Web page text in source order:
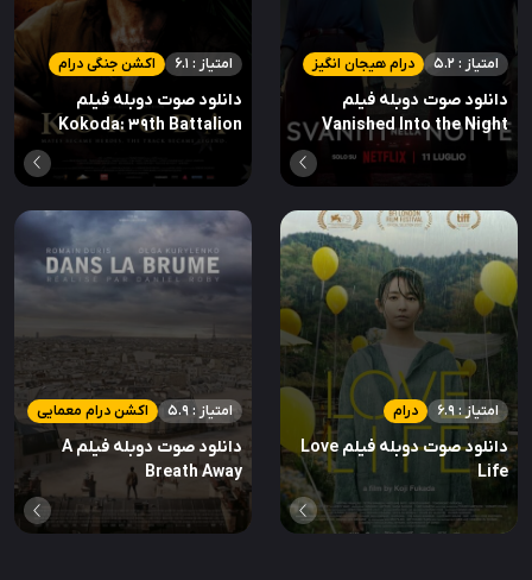
درام هیجان انگیز امتیاز : 5.2
دانلود صوت دوبله فیلم
Vanished Into the Night
اکشن جنگی درام امتیاز : 6.1
دانلود صوت دوبله فیلم
Kokoda: 39th Battalion
درام امتیاز : 6.9
دانلود صوت دوبله فیلم Love
Life
اکشن درام معمایی امتیاز : 5.9
دانلود صوت دوبله فیلم A
Breath Away